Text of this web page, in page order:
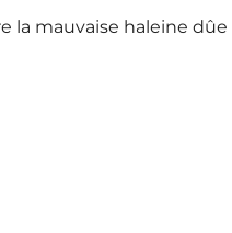
mauvaise haleine